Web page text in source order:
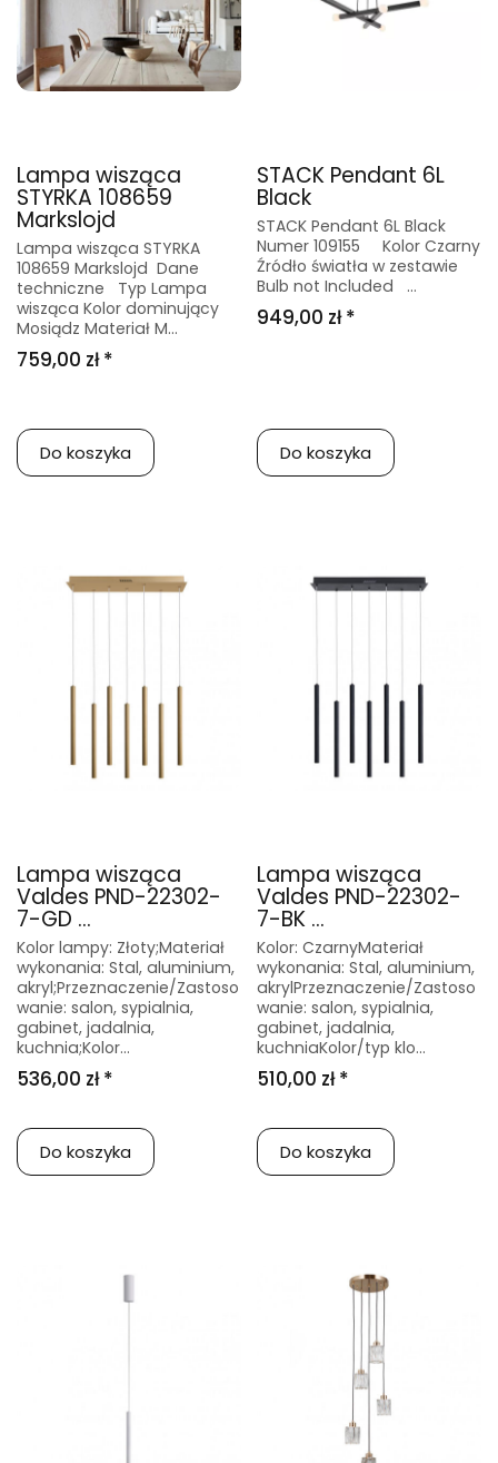
Lampa wisząca
STYRKA 108659
Markslojd
Lampa wisząca STYRKA
108659 Markslojd Dane
techniczne Typ Lampa
wisząca Kolor dominujący
Mosiądz Materiał M...
759,00 zł *
Do koszyka
STACK Pendant 6L
Black
STACK Pendant 6L Black
Numer 109155 Kolor Czarny
Źródło światła w zestawie
Bulb not Included ...
949,00 zł *
Do koszyka
Lampa wisząca
Valdes PND-22302-
7-GD ...
Kolor lampy: Złoty;Materiał
wykonania: Stal, aluminium,
akryl;Przeznaczenie/Zastoso
wanie: salon, sypialnia,
gabinet, jadalnia,
kuchnia;Kolor...
536,00 zł *
Do koszyka
Lampa wisząca
Valdes PND-22302-
7-BK ...
Kolor: CzarnyMateriał
wykonania: Stal, aluminium,
akrylPrzeznaczenie/Zastoso
wanie: salon, sypialnia,
gabinet, jadalnia,
kuchniaKolor/typ klo...
510,00 zł *
Do koszyka